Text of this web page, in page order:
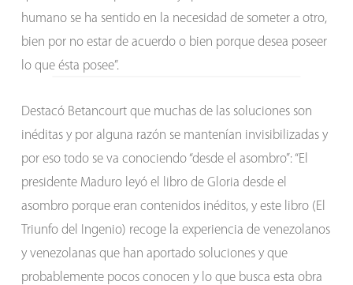
humano se ha sentido en la necesidad de someter a otro,
bien por no estar de acuerdo o bien porque desea poseer
lo que ésta posee”.
Destacó Betancourt que muchas de las soluciones son
inéditas y por alguna razón se mantenían invisibilizadas y
por eso todo se va conociendo “desde el asombro”: “El
presidente Maduro leyó el libro de Gloria desde el
asombro porque eran contenidos inéditos, y este libro (El
Triunfo del Ingenio) recoge la experiencia de venezolanos
y venezolanas que han aportado soluciones y que
probablemente pocos conocen y lo que busca esta obra